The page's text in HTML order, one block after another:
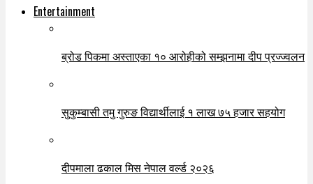
Entertainment
ब्रोड पिकमा अस्ताएका १० आरोहीको सम्झनामा दीप प्रज्ज्वलन
सुकुम्बासी तमु गुरुङ विद्यार्थीलाई १ लाख ७५ हजार सहयोग
दीपमाला ढकाल मिस नेपाल वर्ल्ड २०२६